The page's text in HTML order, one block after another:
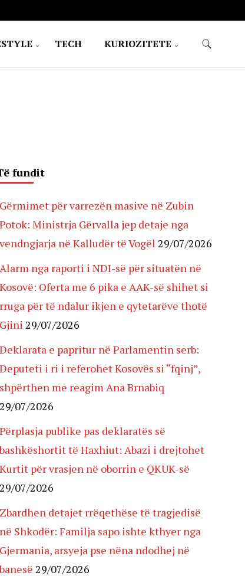
TECH KURIOZITETE
fundit
Gërmimet për varrezën masive në Zubin
Potok: Ministrja Gërvalla jep detaje nga
vendngjarja në Kalludër të Vogël 29/07/2026
Alarm nga raporti i NDI-së për situatën në
Kosovë: Oferta me 6 pika e AAK-së shihet si
rruga për të ndalur ikjen e qytetarëve thotë
Gjini 29/07/2026
Deklarata e papritur në Parlamentin serb:
Deputeti i ri i referohet Kosovës si “fqinj”,
shpërthen me reagim Ana Brnabiq
29/07/2026
Përplasja publike pas deklaratës së
bashkëshortit të Haxhiut: Abazi i drejtohet
Kurtit për vrasjen në oborrin e QKUK-së
29/07/2026
Zbardhen detajet rrëqethëse të tragjedisë
në Shkodër: Familja sapo ishte kthyer nga
Gjermania, arsyeja pse nëna ndodhej në
banesë 29/07/2026